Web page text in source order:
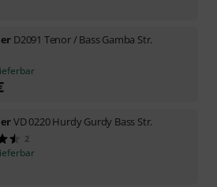
D2091 Tenor / Bass Gamba Str.
VD 0220 Hurdy Gurdy Bass Str.
2